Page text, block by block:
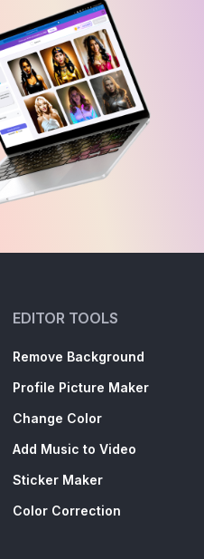
EDITOR TOOLS
Remove Background
Profile Picture Maker
Change Color
Add Music to Video
Sticker Maker
Color Correction